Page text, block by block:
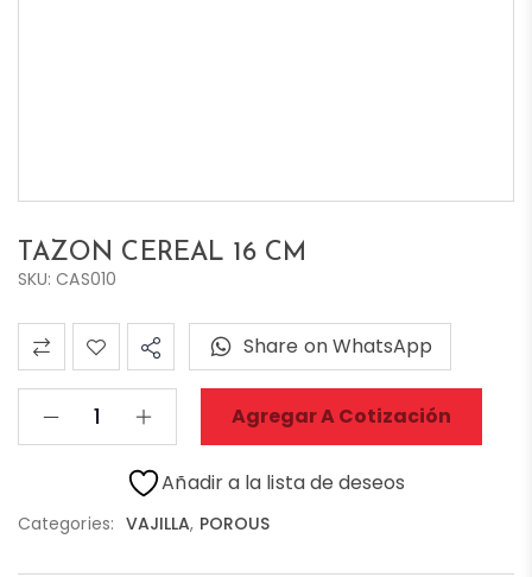
TAZON CEREAL 16 CM
SKU: CAS010
Agregar A Cotización
Share on WhatsApp
Añadir a la lista de deseos
Categories: VAJILLA, POROUS